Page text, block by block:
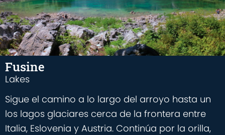
Fusine
Lakes
Sigue el camino a lo largo del arroyo hasta un
los lagos glaciares cerca de la frontera entre
Italia, Eslovenia y Austria. Continúa por la orilla,